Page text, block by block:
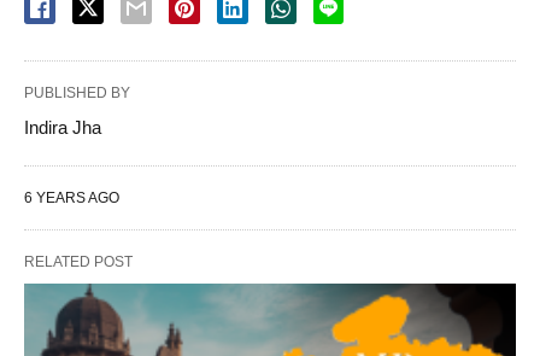
PUBLISHED BY
Indira Jha
6 YEARS AGO
RELATED POST